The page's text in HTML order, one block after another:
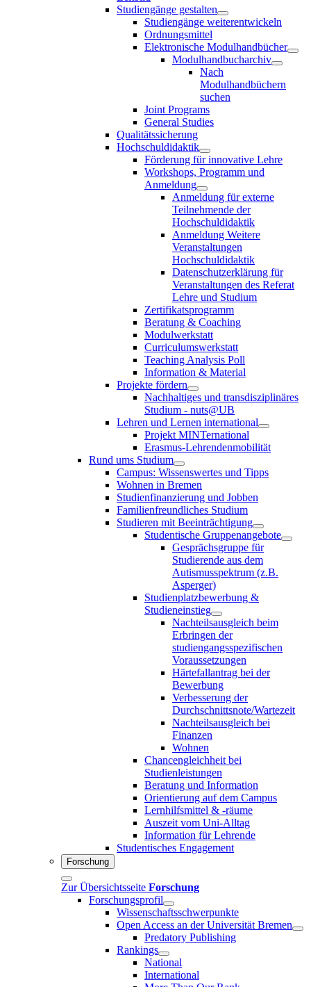
Studiengänge gestalten
Studiengänge weiterentwickeln
Ordnungsmittel
Elektronische Modulhandbücher
Modulhandbucharchiv
Nach
Modulhandbüchern
suchen
Joint Programs
General Studies
Qualitätssicherung
Hochschuldidaktik
Förderung für innovative Lehre
Workshops, Programm und
Anmeldung
Anmeldung für externe
Teilnehmende der
Hochschuldidaktik
Anmeldung Weitere
Veranstaltungen
Hochschuldidaktik
Datenschutzerklärung für
Veranstaltungen des Referat
Lehre und Studium
Zertifikatsprogramm
Beratung & Coaching
Modulwerkstatt
Curriculumswerkstatt
Teaching Analysis Poll
Information & Material
Projekte fördern
Nachhaltiges und transdisziplinäres
Studium - nuts@UB
Lehren und Lernen international
Projekt MINTernational
Erasmus-Lehrendenmobilität
Rund ums Studium
Campus: Wissenswertes und Tipps
Wohnen in Bremen
Studienfinanzierung und Jobben
Familienfreundliches Studium
Studieren mit Beeinträchtigung
Studentische Gruppenangebote
Gesprächsgruppe für
Studierende aus dem
Autismusspektrum (z.B.
Asperger)
Studienplatzbewerbung &
Studieneinstieg
Nachteilsausgleich beim
Erbringen der
studiengangsspezifischen
Voraussetzungen
Härtefallantrag bei der
Bewerbung
Verbesserung der
Durchschnittsnote/Wartezeit
Nachteilsausgleich bei
Finanzen
Wohnen
Chancengleichheit bei
Studienleistungen
Beratung und Information
Orientierung auf dem Campus
Lernhilfsmittel & -räume
Auszeit vom Uni-Alltag
Information für Lehrende
Studentisches Engagement
Forschung
Zur Übersichtsseite Forschung
Forschungsprofil
Wissenschaftsschwerpunkte
Open Access an der Universität Bremen
Predatory Publishing
Rankings
National
International